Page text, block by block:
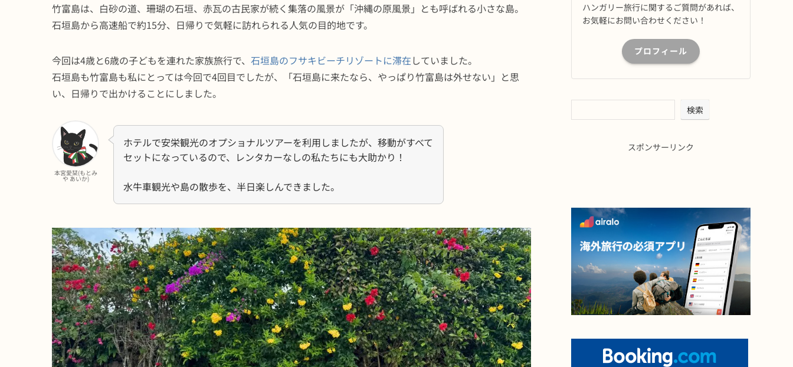
竹富島は、白砂の道、珊瑚の石垣、赤瓦の古民家が続く集落の風景が「沖縄の原風景」とも呼ばれる小さな島。
石垣島から高速船で約15分、日帰りで気軽に訪れられる人気の目的地です。
今回は4歳と6歳の子どもを連れた家族旅行で、 石垣島のフサキビーチリゾートに滞在していました。
石垣島も竹富島も私にとっては今回で4回目でしたが、「石垣島に来たなら、やっぱり竹富島は外せない」と思
い、日帰りで出かけることにしました。
本宮愛栞(もとみ
や あいか)
ホテルで安栄観光のオプショナルツアーを利用しましたが、移動がすべて
セットになっているので、レンタカーなしの私たちにも大助かり！
水牛車観光や島の散歩を、半日楽しんできました。
ハンガリー旅行に関するご質問があれば、
お気軽にお問い合わせください！
プロフィール
検索
スポンサーリンク